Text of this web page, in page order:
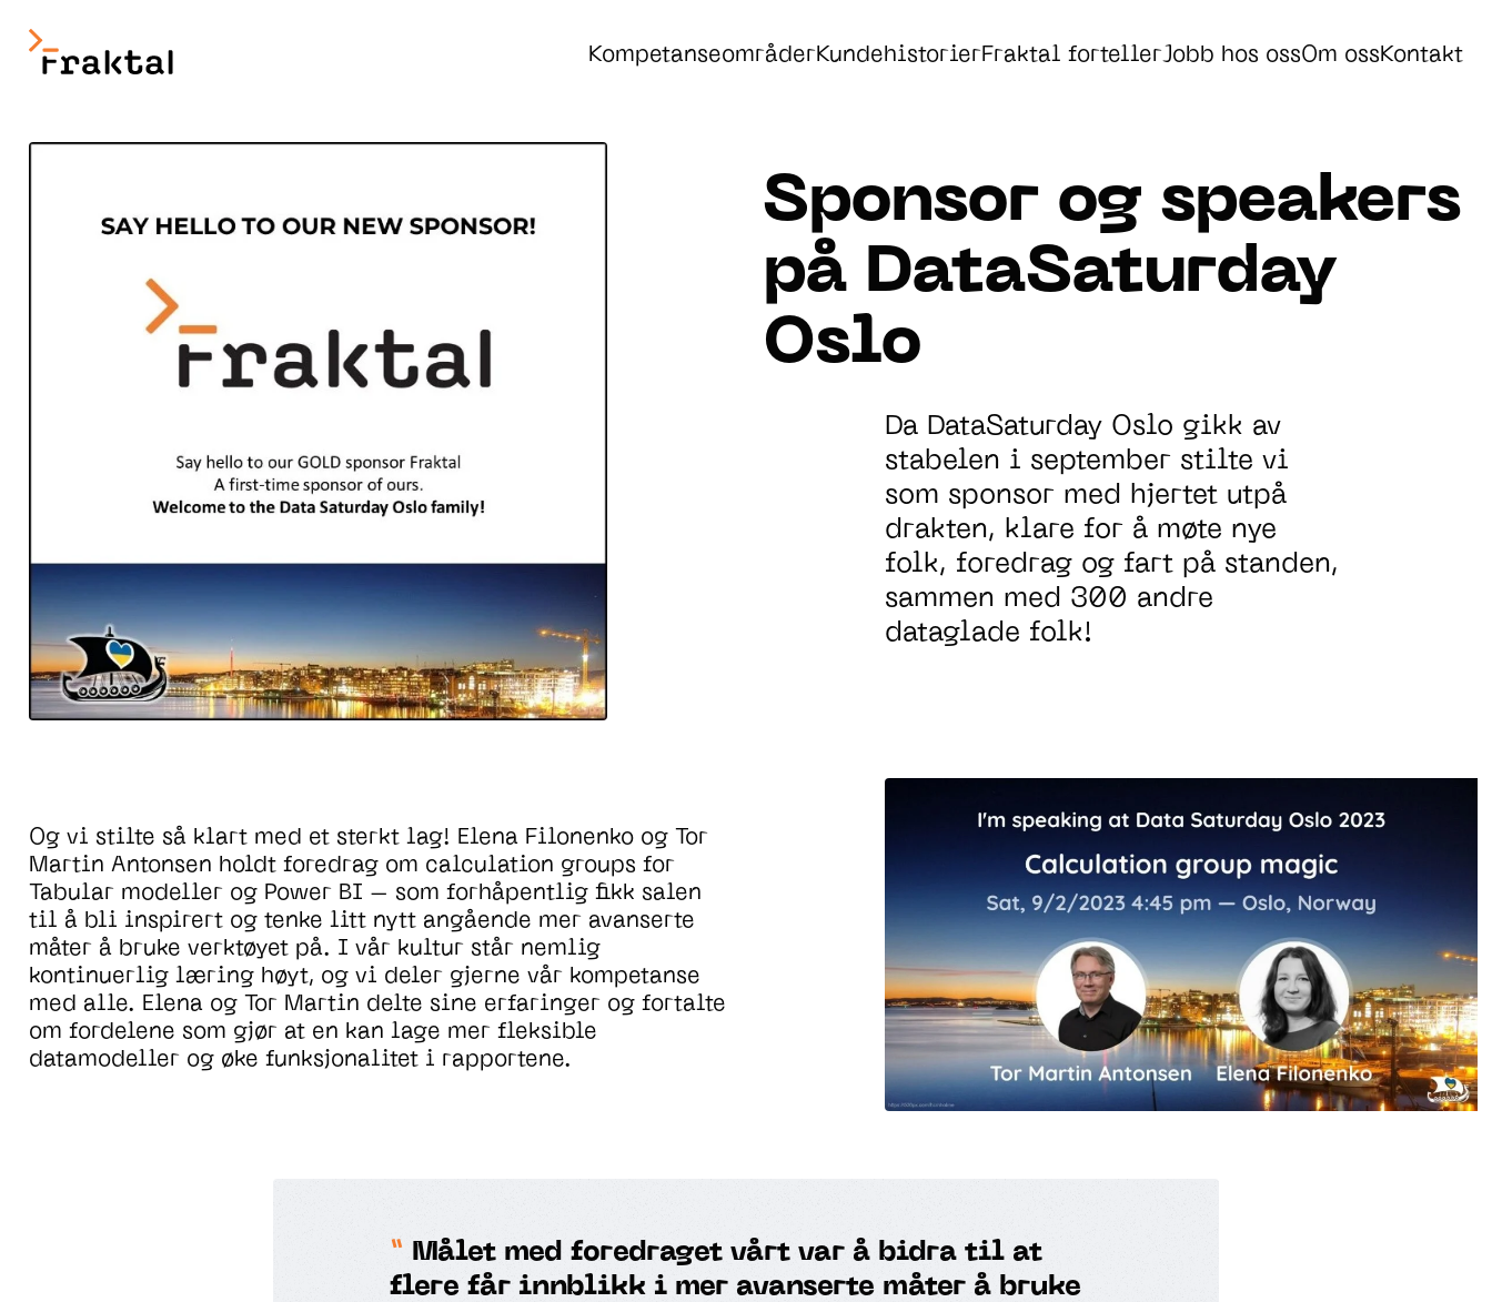
KompetanseområderKundehistorierFraktal fortellerJobb hos ossOm ossKontakt
Sponsor og speakers
på DataSaturday
Oslo
Da DataSaturday Oslo gikk av
stabelen i september stiltevi
som sponsor med hjertet utpå
drakten, klare for å møte nye
folk, foredrag og fart på standen,
sammen med 300 andre
dataglade folk!
Ogvi stilte så klart med et sterkt lag! Elena Filonenko og Tor
Martin Antonsen holdt foredrag om calculation groups for
abular modeller og Power BI – som forhåpentlig fikk salen
til å bli inspirert og tenke litt nytt angående mer avanserte
måter å bruke verktøyet på. I vår kultur står nemlig
kontinuerlig læring høyt, og vi deler gjerne vår kompetanse
med alle. Elena og Tor Martin delte sine erfaringer ogfortalte
omfordelene som gjør at en kan lage mer fleksible
datamodeller og øke funksjonalitet i rapportene.
Målet med foredraget vårt var å bidra til at
flere får innblikk i mer avanserte måter å bruke